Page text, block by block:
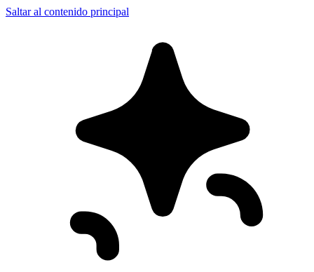
Saltar al contenido principal